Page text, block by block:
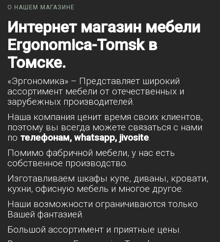
О НАШЕМ МАГАЗИНЕ
Интернет магазин мебели
Ergonomica-Tomsk в
Томске.
«Эргономика» – Представляет широкий
ассортимент мебели от отечественных и
зарубежных производителей.
Наша компания ценит время своих клиентов,
поэтому вы всегда можете связаться с нами
по телефонам, whatsapp, jivosite.
Помимо фабричной мебели, у нас есть
собственное производство.
Изготавливаем шкафы купе, диваны, кровати,
кухни, офисную мебель и многое другое.
Наши возможности ограничиваются только
Вашей фантазией.
Большой ассортимент и приятные цены.